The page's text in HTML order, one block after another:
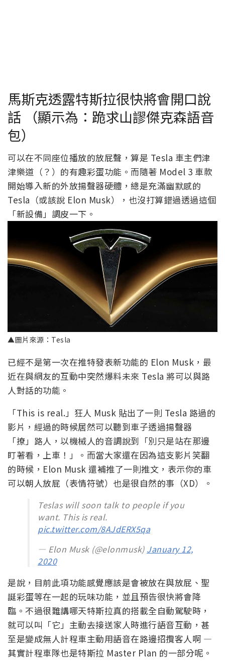
馬斯克透露特斯拉很快將會開口說
話 （顯示為：跪求山謬傑克森語音
包）
可以在不同座位播放的放屁聲，算是 Tesla 車主們津
津樂道（？）的有趣彩蛋功能。而隨著 Model 3 車款
開始導入新的外放揚聲器硬體，總是充滿幽默感的
Tesla（或該說 Elon Musk），也沒打算錯過透過這個
「新設備」調皮一下。
▲圖片來源：Tesla
已經不是第一次在推特發表新功能的 Elon Musk，最
近在與網友的互動中突然爆料未來 Tesla 將可以與路
人對話的功能。
「This is real.」狂人 Musk 貼出了一則 Tesla 路過的
影片，經過的時候居然可以聽到車子透過揚聲器
「撩」路人，以機械人的音調說到「別只是站在那邊
盯著看，上車！」。而當大家還在因為這支影片笑翻
的時候，Elon Musk 還補推了一則推文，表示你的車
可以朝人放屁（表情符號）也是很自然的事（XD）。
Teslas will soon talk to people if you
want. This is real.
pic.twitter.com/8AJdERX5qa
— Elon Musk (@elonmusk) January 12,
2020
是說，目前此項功能感覺應該是會被放在與放屁、聖
誕彩蛋等在一起的玩味功能，並且預告很快將會降
臨。不過很難講哪天特斯拉真的搭載全自動駕駛時，
就可以叫「它」主動去接送家人時進行語音互動，甚
至是變成無人計程車主動用語音在路邊招攬客人啊 —
其實計程車隊也是特斯拉 Master Plan 的一部分呢。